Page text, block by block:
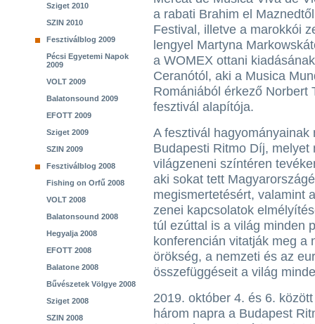
Sziget 2010
SZIN 2010
Fesztiválblog 2009
Pécsi Egyetemi Napok
2009
VOLT 2009
Balatonsound 2009
EFOTT 2009
Sziget 2009
SZIN 2009
Fesztiválblog 2008
Fishing on Orfű 2008
VOLT 2008
Balatonsound 2008
Hegyalja 2008
EFOTT 2008
Balatone 2008
Bűvészetek Völgye 2008
Sziget 2008
SZIN 2008
a rabati Brahim el
Festival, illetve a marokkói
lengyel Martyna
a WOMEX ottani
Ceranótól, aki a Musica
Romániából érkező Norbert
fesztivál alapítója.
A fesztivál
Budapesti Ritmo Díj,
világzeneni színtéren
aki sokat tett
megismertetésért, valamint
zenei kapcsolatok
túl ezúttal is a világ minden
konferencián vitatják meg a
örökség, a nemzeti és az
összefüggéseit a világ
2019. október 4. és 6.
három napra a Budapest